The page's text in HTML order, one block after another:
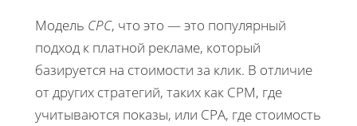
Модель CPC, что это — это популярный
подход к платной рекламе, который
базируется на стоимости за клик. В отличие
от других стратегий, таких как CPM, где
учитываются показы, или CPA, где стоимость